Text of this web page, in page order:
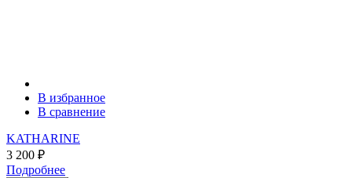
В избранное
В сравнение
KATHARINE
3 200 ₽
Подробнее